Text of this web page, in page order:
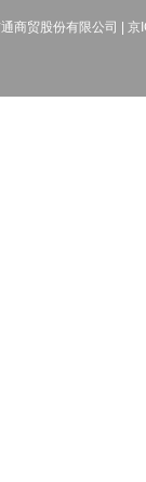
商贸股份有限公司 |